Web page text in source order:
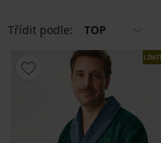
Třídit podle: TOP